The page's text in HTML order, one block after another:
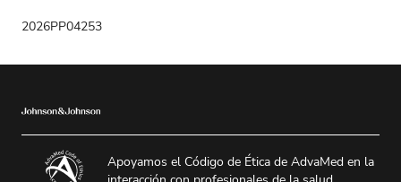
2026PP04253
Apoyamos el Código de Ética de AdvaMed en la